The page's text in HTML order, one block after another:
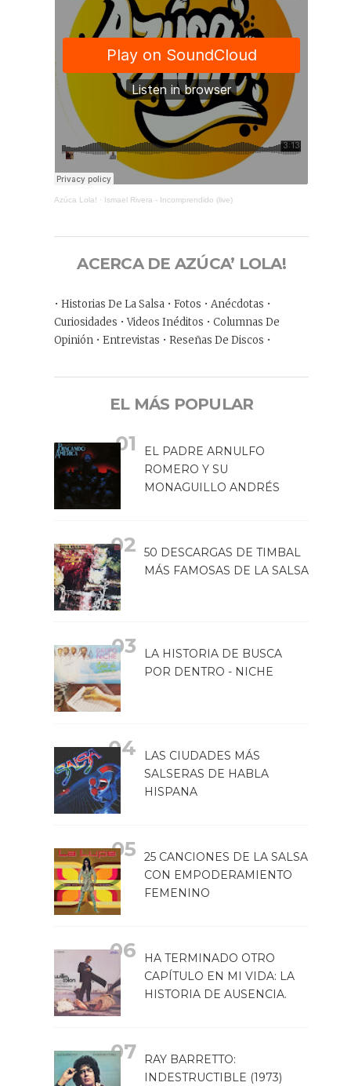
Azúca Lola! · Ismael Rivera - Incomprendido (live)
ACERCA DE AZÚCA’ LOLA!
• Historias De La Salsa • Fotos • Anécdotas •
Curiosidades • Videos Inéditos • Columnas De
Opinión • Entrevistas • Reseñas De Discos •
EL MÁS POPULAR
EL PADRE ARNULFO
ROMERO Y SU
MONAGUILLO ANDRÉS
50 DESCARGAS DE TIMBAL
MÁS FAMOSAS DE LA SALSA
LA HISTORIA DE BUSCA
POR DENTRO - NICHE
LAS CIUDADES MÁS
SALSERAS DE HABLA
HISPANA
25 CANCIONES DE LA SALSA
CON EMPODERAMIENTO
FEMENINO
HA TERMINADO OTRO
CAPÍTULO EN MI VIDA: LA
HISTORIA DE AUSENCIA.
RAY BARRETTO:
INDESTRUCTIBLE (1973)